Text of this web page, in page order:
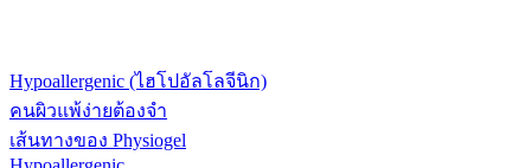
Hypoallergenic (ไฮโปอัลโลจีนิก)
คนผิวแพ้ง่ายต้องจำ
เส้นทางของ Physiogel